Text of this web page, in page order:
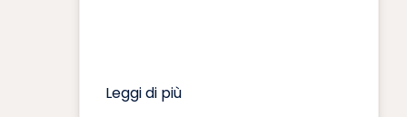
Leggi di più